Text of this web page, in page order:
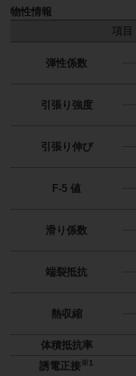
項目
弾性係数
引張り強度
引張り伸び
F-5 値
滑り係数
端裂抵抗
熱収縮
体積抵抗率
誘電正接※1